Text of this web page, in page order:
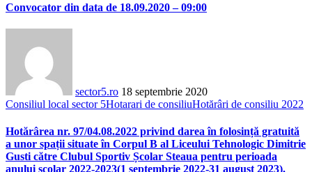
Convocator din data de 18.09.2020 – 09:00
sector5.ro 18 septembrie 2020
Consiliul local sector 5Hotarari de consiliuHotărâri de consiliu 2022
Hotărârea nr. 97/04.08.2022 privind darea în folosință gratuită
a unor spații situate în Corpul B al Liceului Tehnologic Dimitrie
Gusti către Clubul Sportiv Școlar Steaua pentru perioada
anului școlar 2022-2023(1 septembrie 2022-31 august 2023).